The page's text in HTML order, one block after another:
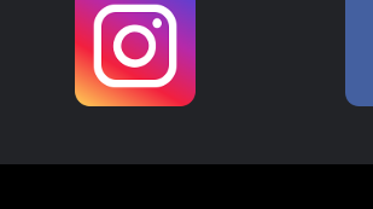
Per registrarsi online:
https://internationalbikefestival.com
/biglietteria/
@internationalbikefestival
#fondriest #fondriestbici #road
4 1